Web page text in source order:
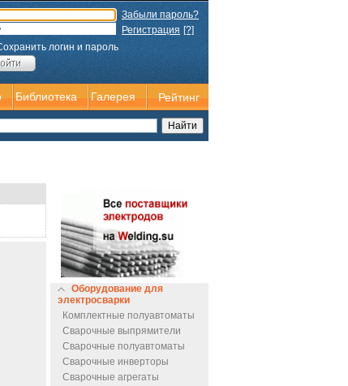
Оборудование для
электросварки
Комплектные полуавтоматы
Сварочные выпрямители
Сварочные полуавтоматы
Сварочные инверторы
Сварочные агрегаты
Библиотека Галерея Рейтинг
Забыли пароль?
Регистрация [?]
логин и пароль